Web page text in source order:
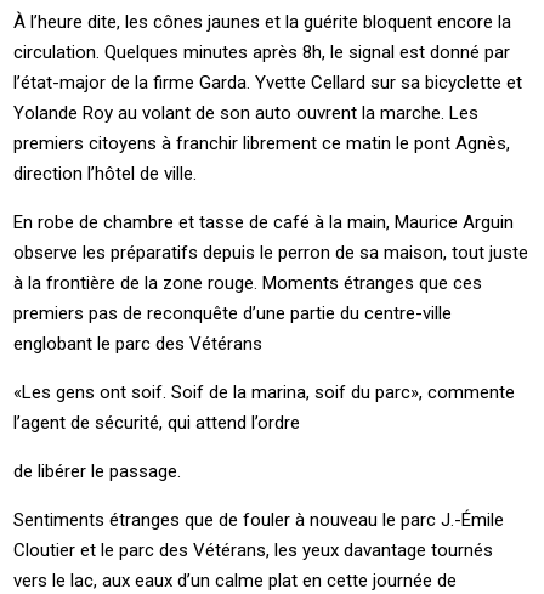
À l’heure dite, les cônes jaunes et la guérite bloquent encore la
circulation. Quelques minutes après 8h, le signal est donné par
l’état-major de la firme Garda. Yvette Cellard sur sa bicyclette et
Yolande Roy au volant de son auto ouvrent la marche. Les
premiers citoyens à franchir librement ce matin le pont Agnès,
direction l’hôtel de ville.
En robe de chambre et tasse de café à la main, Maurice Arguin
observe les préparatifs depuis le perron de sa maison, tout juste
à la frontière de la zone rouge. Moments étranges que ces
premiers pas de reconquête d’une partie du centre-ville
englobant le parc des Vétérans
«Les gens ont soif. Soif de la marina, soif du parc», commente
l’agent de sécurité, qui attend l’ordre
de libérer le passage.
Sentiments étranges que de fouler à nouveau le parc J.-Émile
Cloutier et le parc des Vétérans, les yeux davantage tournés
vers le lac, aux eaux d’un calme plat en cette journée de